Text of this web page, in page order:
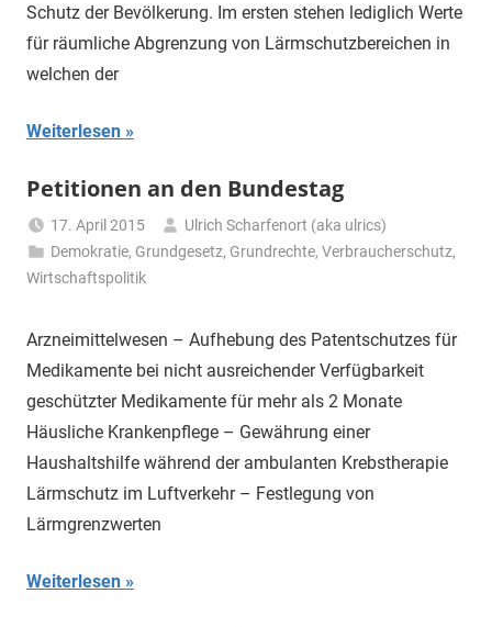
Schutz der Bevölkerung. Im ersten stehen lediglich Werte
für räumliche Abgrenzung von Lärmschutzbereichen in
welchen der
Weiterlesen
Petitionen an den Bundestag
17. April 2015
Ulrich Scharfenort (aka ulrics)
Demokratie, Grundgesetz, Grundrechte,Verbraucherschutz,
Wirtschaftspolitik
Arzneimittelwesen – Aufhebung des Patentschutzes für
Medikamente bei nicht ausreichender Verfügbarkeit
geschützter Medikamente für mehr als 2 Monate
Häusliche Krankenpflege – Gewährung einer
Haushaltshilfe während der ambulanten Krebstherapie
Lärmschutz im Luftverkehr – Festlegung von
Lärmgrenzwerten
Weiterlesen